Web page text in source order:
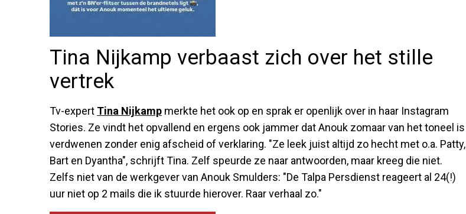
Tina Nijkamp verbaast zich over het stille
vertrek
Tv-expert Tina Nijkamp merkte het ook op en sprak er openlijk over in haar Instagram
Stories. Ze vindt het opvallend en ergens ook jammer dat Anouk zomaar van het toneel is
verdwenen zonder enig afscheid of verklaring. "Ze leek juist altijd zo hecht met o.a. Patty,
Bart en Dyantha", schrijft Tina. Zelf speurde ze naar antwoorden, maar kreeg die niet.
Zelfs niet van de werkgever van Anouk Smulders: "De Talpa Persdienst reageert al 24(!)
uur niet op 2 mails die ik stuurde hierover. Raar verhaal zo."